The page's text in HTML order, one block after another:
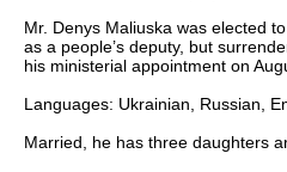
Mr. Denys Maliuska was elected
as a people’s deputy, but
his ministerial appointment on
Languages: Ukrainian, Russian,
Married, he has three daughters